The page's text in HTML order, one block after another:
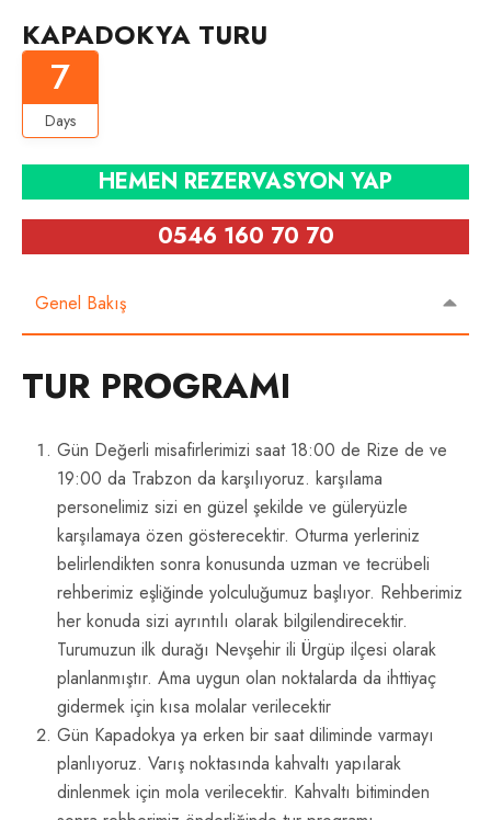
KAPADOKYA TURU
7
Days
HEMEN REZERVASYON YAP
0546 160 70 70
Genel Bakış
TUR PROGRAMI
Gün Değerli misafirlerimizi saat 18:00 de Rize de ve
19:00 da Trabzon da karşılıyoruz. karşılama
personelimiz sizi en güzel şekilde ve güleryüzle
karşılamaya özen gösterecektir. Oturma yerleriniz
belirlendikten sonra konusunda uzman ve tecrübeli
rehberimiz eşliğinde yolculuğumuz başlıyor. Rehberimiz
her konuda sizi ayrıntılı olarak bilgilendirecektir.
Turumuzun ilk durağı Nevşehir ili Ürgüp ilçesi olarak
planlanmıştır. Ama uygun olan noktalarda da ihttiyaç
gidermek için kısa molalar verilecektir
Gün Kapadokya ya erken bir saat diliminde varmayı
planlıyoruz. Varış noktasında kahvaltı yapılarak
dinlenmek için mola verilecektir. Kahvaltı bitiminden